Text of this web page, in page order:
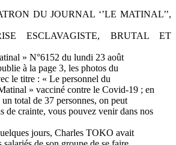
DU JOURNAL ‘’LE MATINAL’’,
ESCLAVAGISTE, BRUTAL ET
» N°6152 du lundi 23 août
à la page 3, les photos du
le titre : « Le personnel du
» vacciné contre le Covid-19 ; en
total de 37 personnes, on peut
de crainte, vous pouvez venir dans nos
jours, Charles TOKO avait